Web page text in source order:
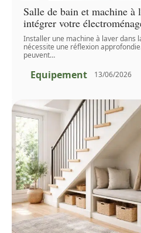
Salle de bain et machine à
intégrer votre
Installer une machine à laver dans
nécessite une réflexion
peuvent…
Equipement 13/06/2026